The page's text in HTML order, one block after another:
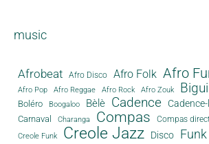
music
Afrobeat Afro Disco Afro Folk Afro
Afro Pop Afro Reggae Afro Rock Afro Zouk
Boléro Boogaloo Bèlè Cadence
Carnaval Charanga Compas Compas
Creole Funk
Creole Jazz Disco Funk